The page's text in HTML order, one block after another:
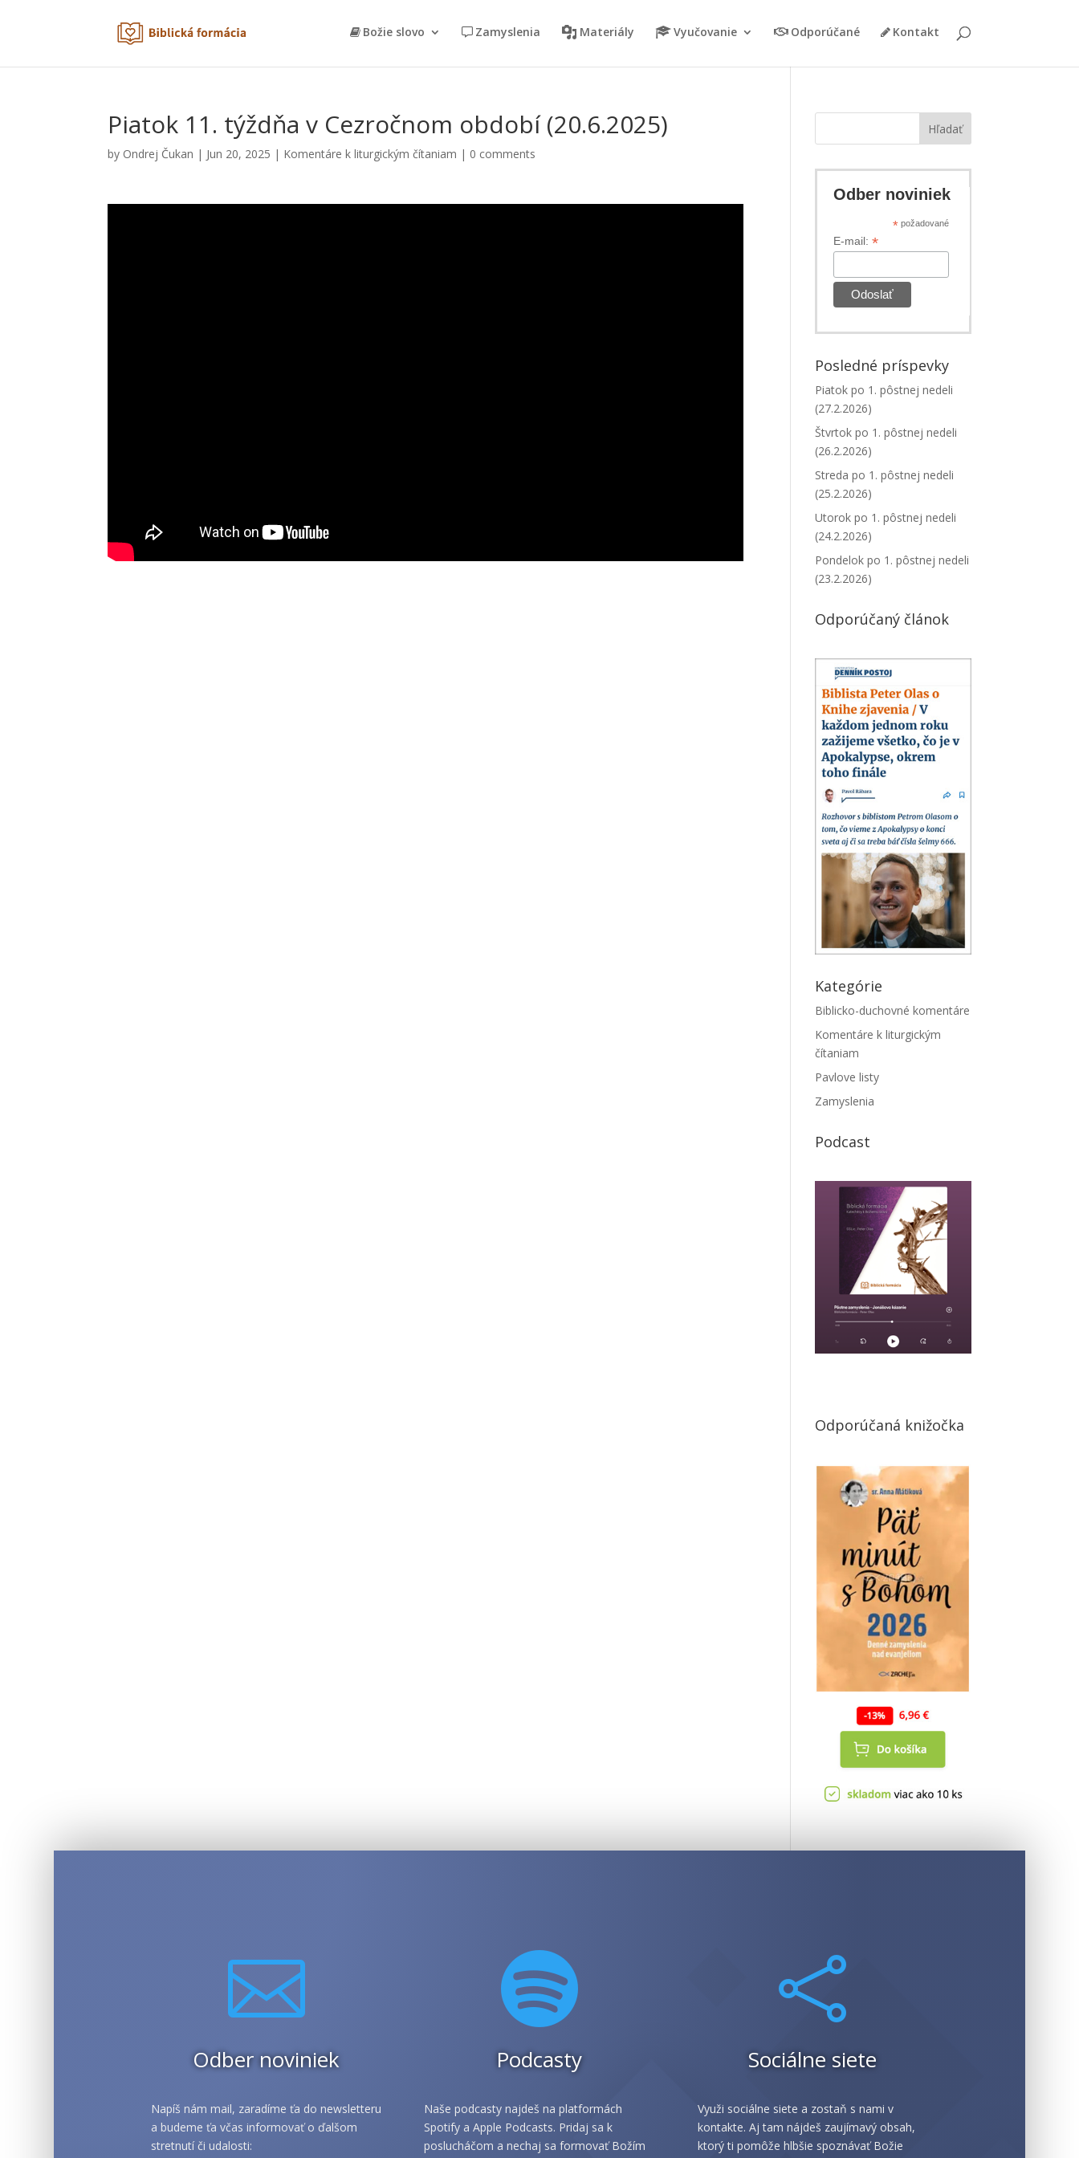
Božie slovo Zamyslenia Materiály Vyučovanie Odporúčané Kontakt
Piatok 11. týždňa v Cezročnom období (20.6.2025)
by Ondrej Čukan | Jun 20, 2025 | Komentáre k liturgickým čítaniam | 0 comments
Hľadať
Odber noviniek
* požadované
E-mail:*
Posledné príspevky
Piatok po 1. pôstnej nedeli
(27.2.2026)
Štvrtok po 1. pôstnej nedeli
(26.2.2026)
Streda po 1. pôstnej nedeli
(25.2.2026)
Utorok po 1. pôstnej nedeli
(24.2.2026)
Pondelok po 1. pôstnej nedeli
(23.2.2026)
Odporúčaný článok
Kategórie
Biblicko-duchovné komentáre
Komentáre k liturgickým
čítaniam
Pavlove listy
Zamyslenia
Podcast
Odporúčaná knižočka

Odber noviniek
Napíš nám mail, zaradíme ťa do newsletteru
a budeme ťa včas informovať o ďalšom
stretnutí či udalosti:

Podcasty
Naše podcasty najdeš na platformách
Spotify a Apple Podcasts. Pridaj sa k
poslucháčom a nechaj sa formovať Božím

Sociálne siete
Využi sociálne siete a zostaň s nami v
kontakte. Aj tam nájdeš zaujímavý obsah,
ktorý ti pomôže hlbšie spoznávať Božie